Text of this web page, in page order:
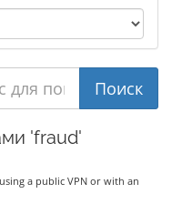
'fraud'
a public VPN or with an